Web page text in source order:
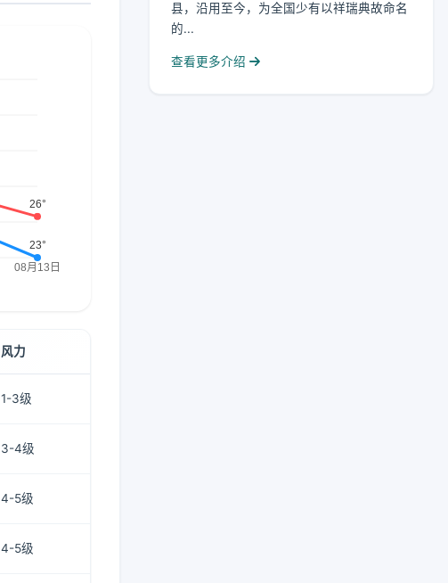
风力
1-3级
3-4级
4-5级
4-5级
县，沿用至今，为全国少有以祥瑞典故命名
的...
查看更多介绍